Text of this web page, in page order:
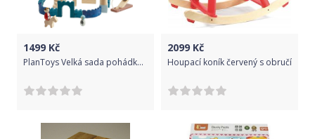
1499 Kč
PlanToys Velká sada pohádkové stavebnice Orchard
2099 Kč
Houpací koník červený s obručí